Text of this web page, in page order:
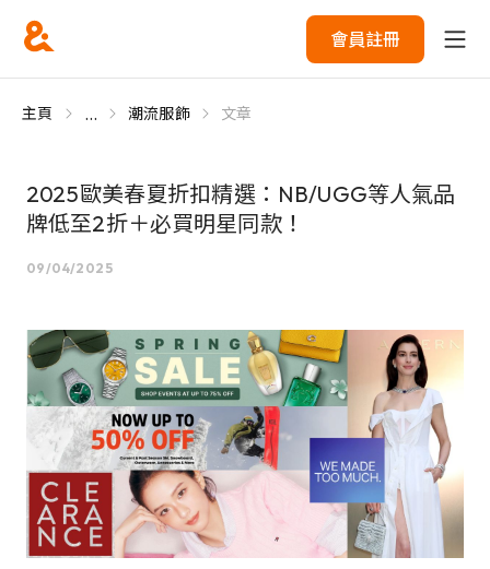
會員註冊
主頁 ... 潮流服飾 文章
2025歐美春夏折扣精選：NB/UGG等人氣品
牌低至2折＋必買明星同款！
09/04/2025